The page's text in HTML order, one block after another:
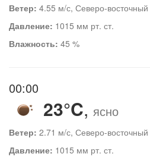
Ветер: 4.55 м/с, Северо-восточный
Давление: 1015 мм рт. ст.
Влажность: 45 %
00:00
23°C, ясно
Ветер: 2.71 м/с, Северо-восточный
Давление: 1015 мм рт. ст.